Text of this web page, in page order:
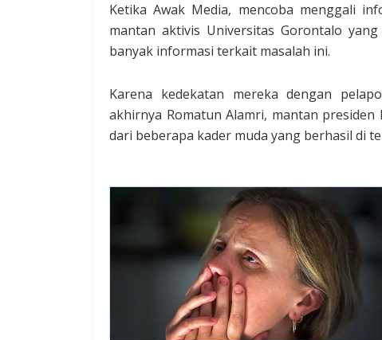
Ketika Awak Media, mencoba menggali
mantan aktivis Universitas Gorontalo
banyak informasi terkait masalah ini.
Karena kedekatan mereka dengan
akhirnya Romatun Alamri, mantan
dari beberapa kader muda yang berhasil di